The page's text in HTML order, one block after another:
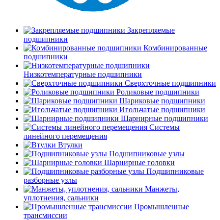
Закрепляемые
подшипники
Комбинированные
подшипники
Низкотемпературные подшипники
Сверхточные подшипники
Роликовые подшипники
Шариковые подшипники
Игольчатые подшипники
Шарнирные подшипники
Системы
линейного перемещения
Втулки
Подшипниковые узлы
Шарнирные головки
Подшипниковые
разборные узлы
Манжеты,
уплотнения, сальники
Промышленные
трансмиссии